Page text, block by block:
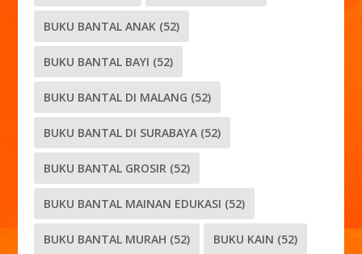
BUKU BANTAL ANAK (52)
BUKU BANTAL BAYI (52)
BUKU BANTAL DI MALANG (52)
BUKU BANTAL DI SURABAYA (52)
BUKU BANTAL GROSIR (52)
BUKU BANTAL MAINAN EDUKASI (52)
BUKU BANTAL MURAH (52) BUKU KAIN (52)